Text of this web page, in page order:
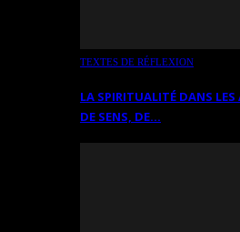
TEXTES DE RÉFLEXION
LA SPIRITUALITÉ DANS
DE SENS, DE…